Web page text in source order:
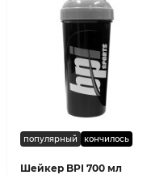
популярный кончилось
Шейкер BPI 700 мл